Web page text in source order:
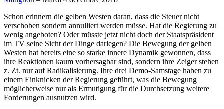
Schon erinnern die gelben Westen daran, dass die Steuer nicht
verschoben sondern annulliert werden müsse. Hat die Regierung zu
wenig angeboten? Oder müsste jetzt nicht doch der Staatspräsident
im TV seine Sicht der Dinge darlegen? Die Bewegung der gelben
Westen hat bereits eine so starke innere Dynamik gewonnen, dass
ihre Reaktionen kaum vorhersagbar sind, sondern ihre Zeiger stehen
z. Zt. nur auf Radikalisierung. Ihre drei Demo-Samstage haben zu
einem Einknicken der Regierung geführt, was die Bewegung
möglicherweise nur als Ermutigung für die Durchsetzung weitere
Forderungen ausnutzen wird.